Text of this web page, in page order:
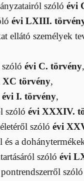
szóló évi
évi LXIII.
ellátó személyek
évi C. törvény,
XC törvény,
évi I. törvény,
szóló évi XXXIV.
szóló évi
a
szóló évi
szóló